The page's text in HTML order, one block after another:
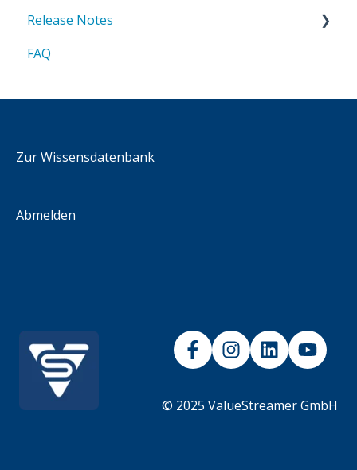
API Grundlagen
API Referenz
iFrame
Release Notes
2025
FAQ
Zur Wissensdatenbank
Abmelden
© 2025 ValueStreamer GmbH